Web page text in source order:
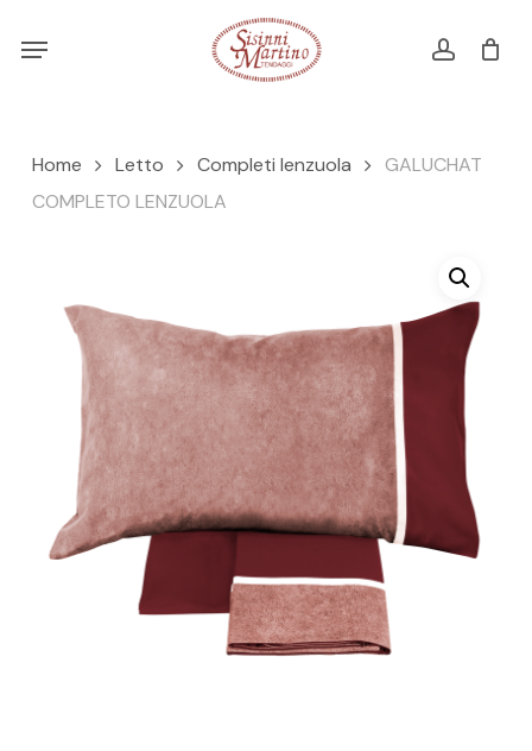
account
Menu
CLOSE
CART
Home Letto Completi lenzuola
GALUCHAT
COMPLETO LENZUOLA